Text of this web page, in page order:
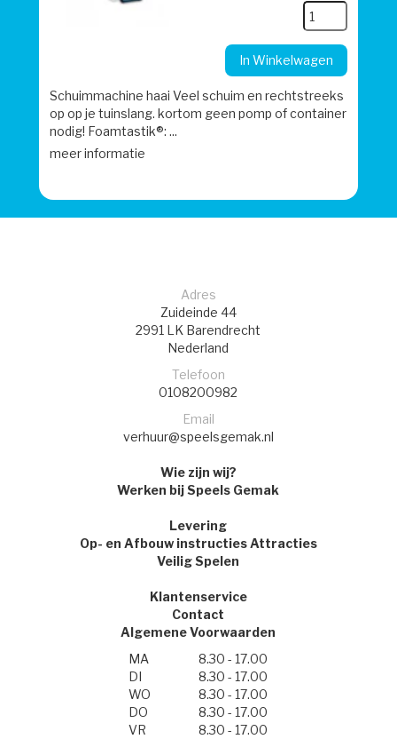
In Winkelwagen
Schuimmachine haai Veel schuim en rechtstreeks
op op je tuinslang. kortom geen pomp of container
nodig! Foamtastik®: ...
meer informatie
Adres
Zuideinde 44
2991 LK Barendrecht
Nederland
Telefoon
0108200982
Email
verhuur@speelsgemak.nl
Wie zijn wij?
Werken bij Speels Gemak
Levering
Op- en Afbouw instructies Attracties
Veilig Spelen
Klantenservice
Contact
Algemene Voorwaarden
MA
8.30 - 17.00
DI
8.30 - 17.00
WO
8.30 - 17.00
DO
8.30 - 17.00
VR
8.30 - 17.00